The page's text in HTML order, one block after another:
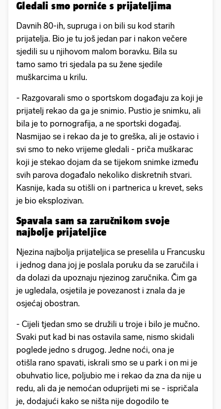
Gledali smo porniće s prijateljima
Davnih 80-ih, supruga i on bili su kod starih
prijatelja. Bio je tu još jedan par i nakon večere
sjedili su u njihovom malom boravku. Bila su
tamo samo tri sjedala pa su žene sjedile
muškarcima u krilu.
- Razgovarali smo o sportskom događaju za koji je
prijatelj rekao da ga je snimio. Pustio je snimku, ali
bila je to pornografija, a ne sportski događaj.
Nasmijao se i rekao da je to greška, ali je ostavio i
svi smo to neko vrijeme gledali - priča muškarac
koji je stekao dojam da se tijekom snimke između
svih parova događalo nekoliko diskretnih stvari.
Kasnije, kada su otišli on i partnerica u krevet, seks
je bio eksplozivan.
Spavala sam sa zaručnikom svoje
najbolje prijateljice
Njezina najbolja prijateljica se preselila u Francusku
i jednog dana joj je poslala poruku da se zaručila i
da dolazi da upoznaju njezinog zaručnika. Čim ga
je ugledala, osjetila je povezanost i znala da je
osjećaj obostran.
- Cijeli tjedan smo se družili u troje i bilo je mučno.
Svaki put kad bi nas ostavila same, nismo skidali
poglede jedno s drugog. Jedne noći, ona je
otišla rano spavati, iskrali smo se u park i on mi je
obuhvatio lice, poljubio me i rekao da zna da nije u
redu, ali da je nemoćan oduprijeti mi se - ispričala
je, dodajući kako se ništa nije dogodilo te